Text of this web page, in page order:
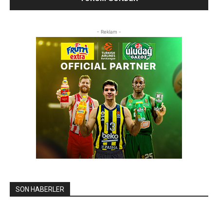
- Reklam -
SON HABERLER